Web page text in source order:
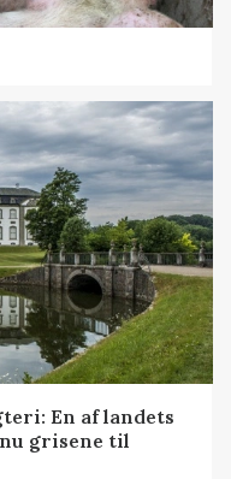
En af landets
grisene til